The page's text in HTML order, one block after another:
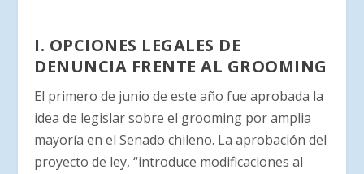
I. OPCIONES LEGALES DE
DENUNCIA FRENTE AL GROOMING
El primero de junio de este año fue aprobada la
idea de legislar sobre el grooming por amplia
mayoría en el Senado chileno. La aprobación del
proyecto de ley, “introduce modificaciones al